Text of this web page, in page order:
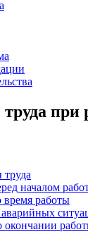
при
началом
время работы
окончании